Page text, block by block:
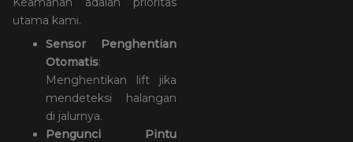
utama kami.
Sensor Penghentian
Otomatis:
Menghentikan lift jika
mendeteksi halangan
di jalurnya.
Pengunci Pintu